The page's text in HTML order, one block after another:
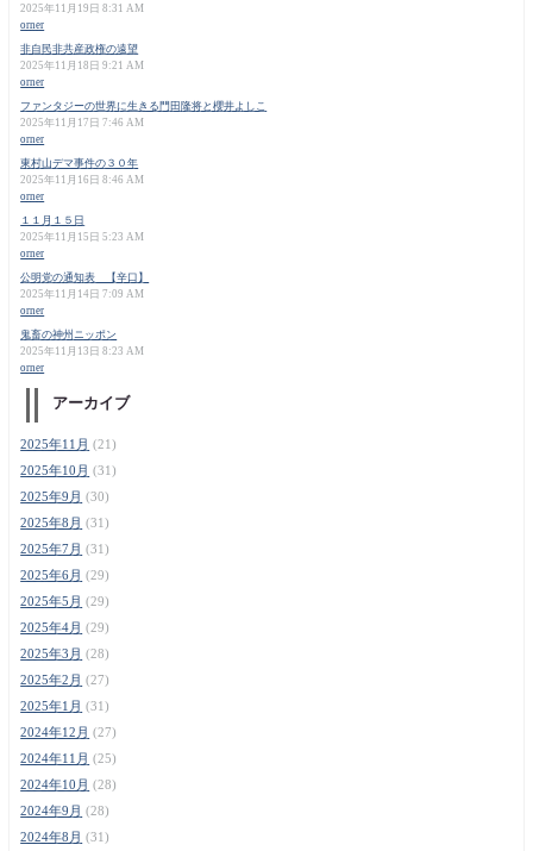
2025年11月19日 8:31 AM
orner
非自民非共産政権の遠望
2025年11月18日 9:21 AM
orner
ファンタジーの世界に生きる門田隆将と櫻井よしこ
2025年11月17日 7:46 AM
orner
東村山デマ事件の３０年
2025年11月16日 8:46 AM
orner
１１月１５日
2025年11月15日 5:23 AM
orner
公明党の通知表 【辛口】
2025年11月14日 7:09 AM
orner
鬼畜の神州ニッポン
2025年11月13日 8:23 AM
orner
アーカイブ
2025年11月 (21)
2025年10月 (31)
2025年9月 (30)
2025年8月 (31)
2025年7月 (31)
2025年6月 (29)
2025年5月 (29)
2025年4月 (29)
2025年3月 (28)
2025年2月 (27)
2025年1月 (31)
2024年12月 (27)
2024年11月 (25)
2024年10月 (28)
2024年9月 (28)
2024年8月 (31)